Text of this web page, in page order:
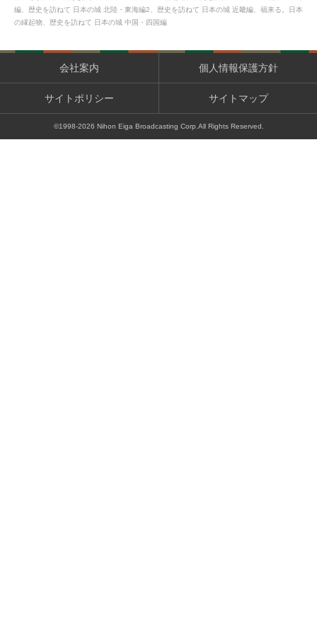
編、歴史を訪ねて 日本の城 北陸・東海編2、歴史を訪ねて 日本の城 近畿編、福来る。日本
の縁起物、歴史を訪ねて 日本の城 中国・四国編
会社案内 個人情報保護方針
サイトポリシー サイトマップ
©1998-2026 Nihon Eiga Broadcasting Corp.All Rights Reserved.